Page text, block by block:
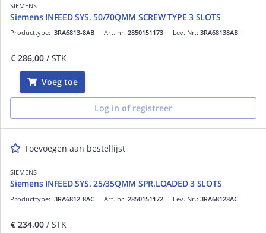
SIEMENS
Siemens INFEED SYS. 50/70QMM SCREW TYPE 3 SLOTS
Art. nr. 2850151173
Producttype: 3RA6813-8AB Lev. Nr.: 3RA68138AB
€ 286,00 / STK
Voeg toe
Log in of registreer
Toevoegen aan bestellijst
SIEMENS
Siemens INFEED SYS. 25/35QMM SPR.LOADED 3 SLOTS
Art. nr. 2850151172
Producttype: 3RA6812-8AC Lev. Nr.: 3RA68128AC
€ 234,00 / STK